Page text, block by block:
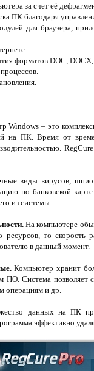
за счет её
ПК благодаря
для браузера,
форматов DOC,
Windows – это
на ПК. Время от
виды вирусов,
по банковской
из системы.
На компьютере
ресурсов, то
в данный момент.
Компьютер хранит
ПО. Система позволяет
операциям и др.
данных на ПК
эффективно